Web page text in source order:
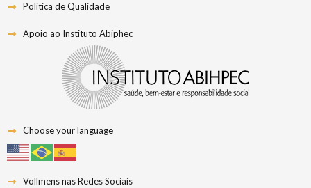
Política de Qualidade
Apoio ao Instituto Abiphec
Choose your language
Vollmens nas Redes Sociais